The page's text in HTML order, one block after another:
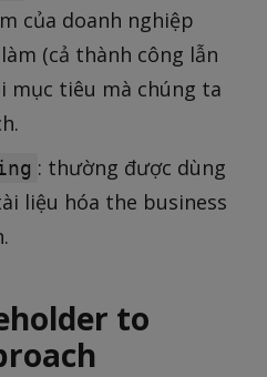
của doanh nghiệp
(cả thành công lẫn
mục tiêu mà chúng ta
: thường được dùng
liệu hóa the business
to